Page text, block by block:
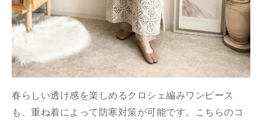
春らしい透け感を楽しめるクロシェ編みワンピース
も、重ね着によって防寒対策が可能です。こちらのコ